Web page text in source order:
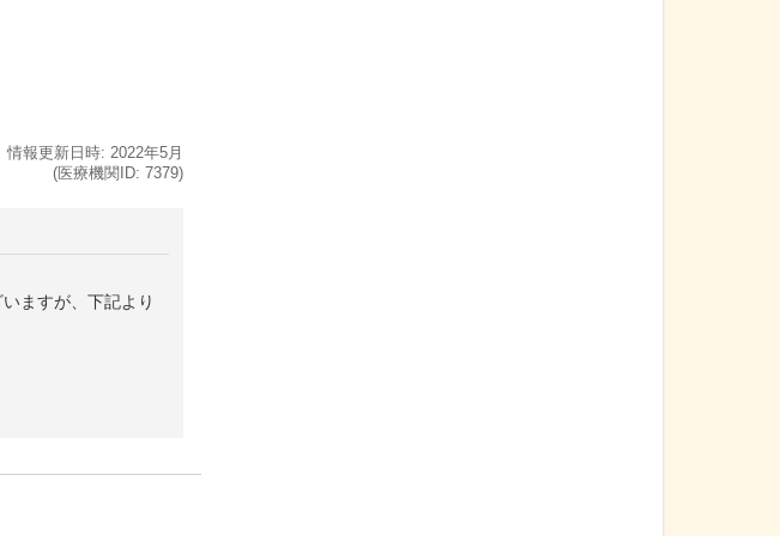
情報更新日時: 2022年5月
(医療機関ID: 7379)
ますが、下記より